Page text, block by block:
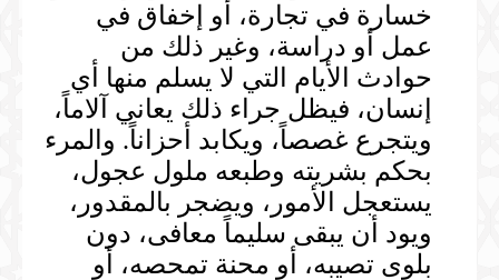
خسارة في تجارة، أو إخفاق في
عمل أو دراسة، وغير ذلك من
حوادث الأيام التي لا يسلم منها أي
إنسان، فيظل جراء ذلك يعاني آلاماً،
ويتجرع غصصاً، ويكابد أحزاناً. والمرء
بحكم بشريته وطبعه ملول عجول،
يستعجل الأمور، ويضجر بالمقدور،
ويود أن يبقى سليماً معافى، دون
بلوى تصيبه، أو محنة تمحصه، أو